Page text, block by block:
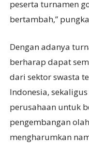
peserta turnamen
bertambah,”
Dengan adanya
berharap dapat
dari sektor swasta
Indonesia,
perusahaan untuk
pengembangan
mengharumkan